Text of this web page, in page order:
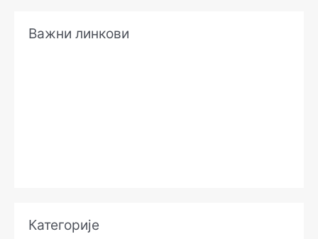
Важни линкови
Категорије